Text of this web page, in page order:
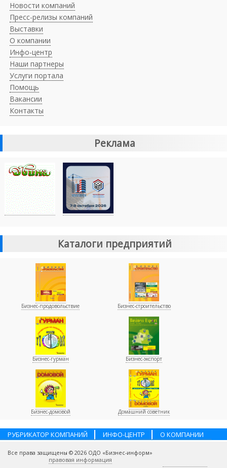
Новости компаний
Пресс-релизы компаний
Выставки
О компании
Инфо-центр
Наши партнеры
Услуги портала
Помощь
Вакансии
Контакты
Реклама
Каталоги предприятий
Бизнес-продовольствие Бизнес-строительство
Бизнес-гурман Бизнес-экспорт
Бизнес-домовой Домашний советник
РУБРИКАТОР КОМПАНИЙ ИНФО-ЦЕНТР
О КОМПАНИИ
Все права защищены © 2026 ОДО «Бизнес-информ»
правовая информация